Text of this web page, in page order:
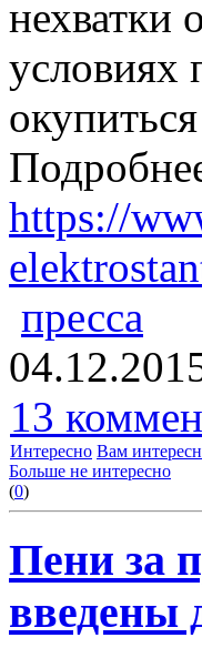
нехватки
условиях
https://
пресса
13
Интересно Вам
Больше не интересно
(0)
Пени за
введены